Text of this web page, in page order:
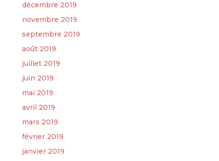
décembre 2019
novembre 2019
septembre 2019
août 2019
juillet 2019
juin 2019
mai 2019
avril 2019
mars 2019
février 2019
janvier 2019